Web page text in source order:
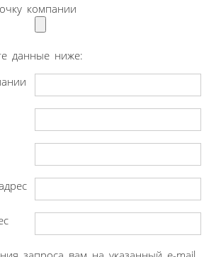
компании
данные ниже: